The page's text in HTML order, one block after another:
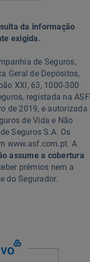
da informação
exigida.
de Seguros,
Geral de Depósitos,
XXI, 63, 1000-300
registada na ASF
de 2019, e autorizada
de Vida e Não
Seguros S.A. Os
www.asf.com.pt. A
assume a cobertura
prémios nem a
do Segurador.